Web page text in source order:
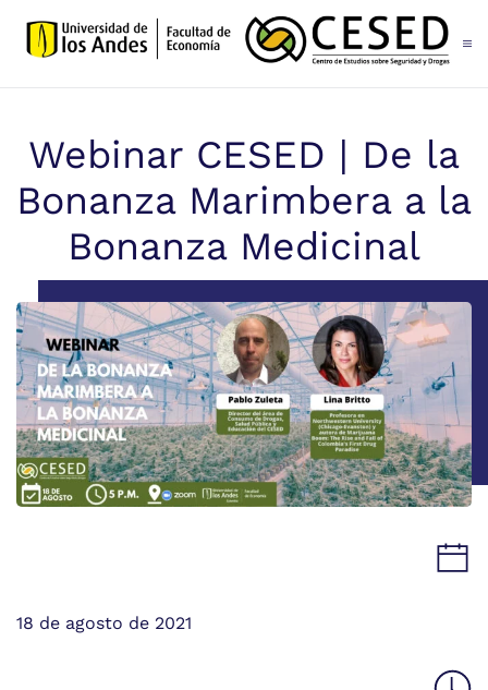
Skip to main content
Webinar CESED | De la
Bonanza Marimbera a la
Bonanza Medicinal
18 de agosto de 2021